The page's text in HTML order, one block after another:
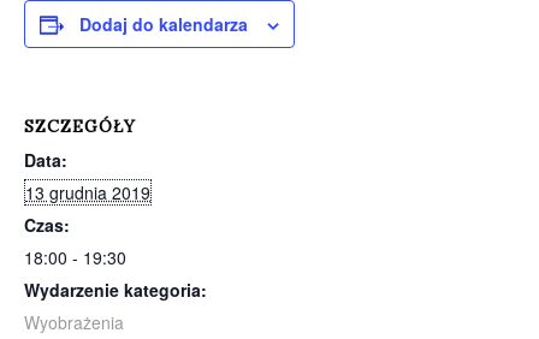
Dodaj do kalendarza
SZCZEGÓŁY
Data:
13 grudnia 2019
Czas:
18:00 - 19:30
Wydarzenie kategoria:
Wyobrażenia